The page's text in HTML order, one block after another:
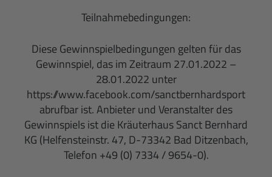
Teilnahmebedingungen:
Diese Gewinnspielbedingungen gelten für das
Gewinnspiel, das im Zeitraum 27.01.2022 –
28.01.2022 unter
https://www.facebook.com/sanctbernhardsport
abrufbar ist. Anbieter und Veranstalter des
Gewinnspiels ist die Kräuterhaus Sanct Bernhard
KG (Helfensteinstr. 47, D-73342 Bad Ditzenbach,
Telefon +49 (0) 7334 / 9654-0).